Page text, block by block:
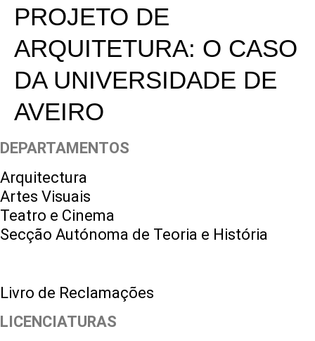
PROJETO DE
ARQUITETURA: O CASO
DA UNIVERSIDADE DE
AVEIRO
DEPARTAMENTOS
Arquitectura
Artes Visuais
Teatro e Cinema
Secção Autónoma de Teoria e História
Livro de Reclamações
LICENCIATURAS